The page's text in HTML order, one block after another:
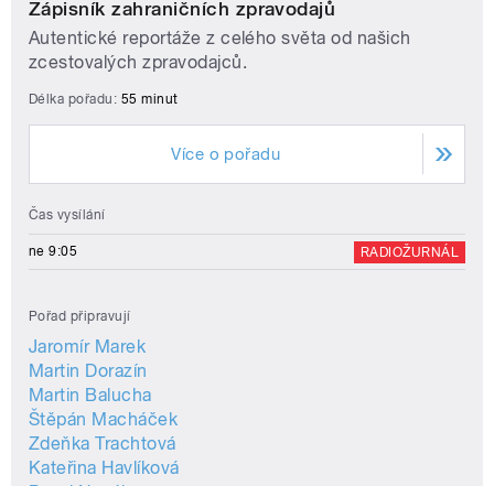
Zápisník zahraničních zpravodajů
Autentické reportáže z celého světa od našich
zcestovalých zpravodajců.
Délka pořadu: 55 minut
Více o pořadu
Čas vysílání
ne 9:05 RADIOŽURNÁL
Pořad připravují
Jaromír Marek
Martin Dorazín
Martin Balucha
Štěpán Macháček
Zdeňka Trachtová
Kateřina Havlíková